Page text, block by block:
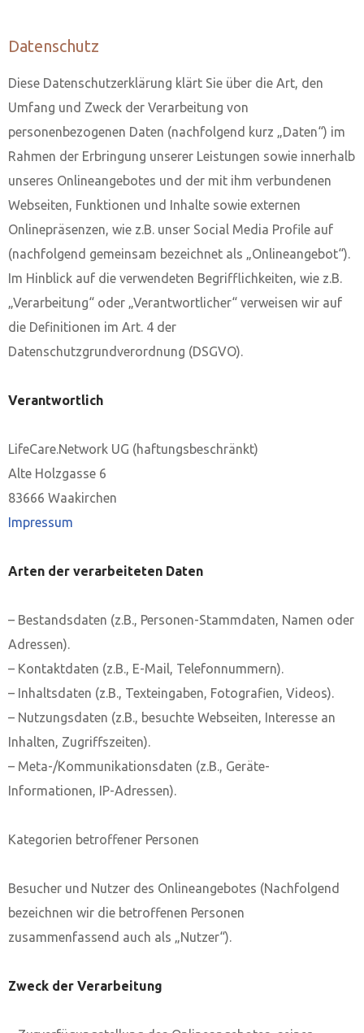
Datenschutz
Diese Datenschutzerklärung klärt Sie über die Art, den
Umfang und Zweck der Verarbeitung von
personenbezogenen Daten (nachfolgend kurz „Daten“) im
Rahmen der Erbringung unserer Leistungen sowie innerhalb
unseres Onlineangebotes und der mit ihm verbundenen
Webseiten, Funktionen und Inhalte sowie externen
Onlinepräsenzen, wie z.B. unser Social Media Profile auf
(nachfolgend gemeinsam bezeichnet als „Onlineangebot“).
Im Hinblick auf die verwendeten Begrifflichkeiten, wie z.B.
„Verarbeitung“ oder „Verantwortlicher“ verweisen wir auf
die Definitionen im Art. 4 der
Datenschutzgrundverordnung (DSGVO).
Verantwortlich
LifeCare.Network UG (haftungsbeschränkt)
Alte Holzgasse 6
83666 Waakirchen
Impressum
Arten der verarbeiteten Daten
– Bestandsdaten (z.B., Personen-Stammdaten, Namen oder
Adressen).
– Kontaktdaten (z.B., E-Mail, Telefonnummern).
– Inhaltsdaten (z.B., Texteingaben, Fotografien, Videos).
– Nutzungsdaten (z.B., besuchte Webseiten, Interesse an
Inhalten, Zugriffszeiten).
– Meta-/Kommunikationsdaten (z.B., Geräte-
Informationen, IP-Adressen).
Kategorien betroffener Personen
Besucher und Nutzer des Onlineangebotes (Nachfolgend
bezeichnen wir die betroffenen Personen
zusammenfassend auch als „Nutzer“).
Zweck der Verarbeitung